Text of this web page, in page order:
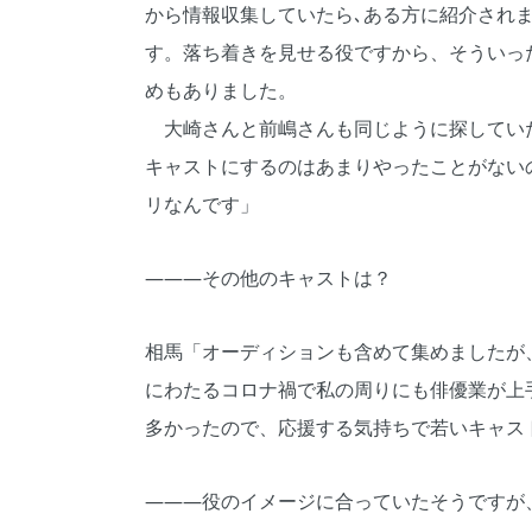
から情報収集していたら､ある方に紹介され
す。落ち着きを見せる役ですから、そうい
めもありました。
大崎さんと前嶋さんも同じように探して
キャストにするのはあまりやったことがな
リなんです」
―――その他のキャストは？
相馬「オーディションも含めて集めました
にわたるコロナ禍で私の周りにも俳優業が
多かったので、応援する気持ちで若いキャ
―――役のイメージに合っていたそうですが